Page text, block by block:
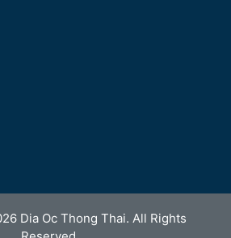
Dia Oc Thong Thai. All Rights